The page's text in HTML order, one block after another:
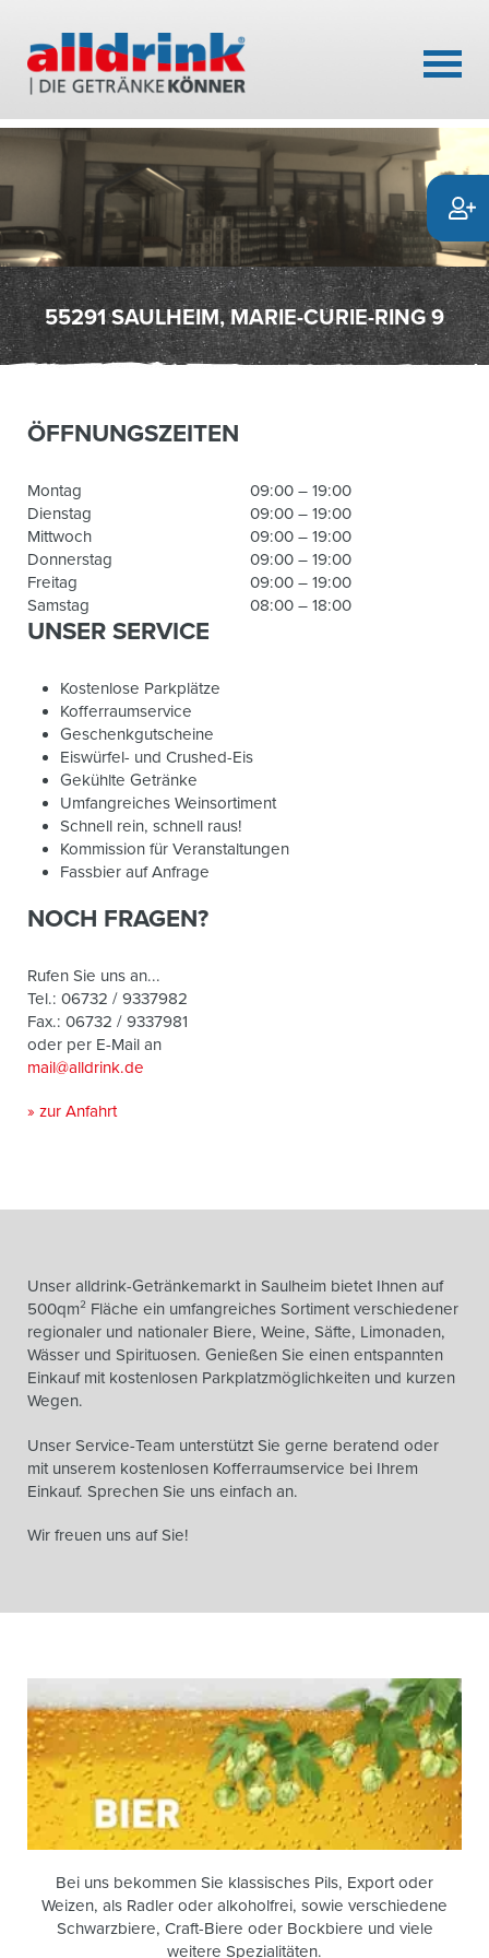
55291 SAULHEIM, MARIE-CURIE-RING 9
ÖFFNUNGSZEITEN
Montag
09:00 – 19:00
Dienstag
09:00 – 19:00
Mittwoch
09:00 – 19:00
Donnerstag
09:00 – 19:00
Freitag
09:00 – 19:00
Samstag
08:00 – 18:00
UNSER SERVICE
Kostenlose Parkplätze
Kofferraumservice
Geschenkgutscheine
Eiswürfel- und Crushed-Eis
Gekühlte Getränke
Umfangreiches Weinsortiment
Schnell rein, schnell raus!
Kommission für Veranstaltungen
Fassbier auf Anfrage
NOCH FRAGEN?
Rufen Sie uns an...
Tel.: 06732 / 9337982
Fax.: 06732 / 9337981
oder per E-Mail an
mail@alldrink.de
» zur Anfahrt
Unser alldrink-Getränkemarkt in Saulheim bietet Ihnen auf
500qm² Fläche ein umfangreiches Sortiment verschiedener
regionaler und nationaler Biere, Weine, Säfte, Limonaden,
Wässer und Spirituosen. Genießen Sie einen entspannten
Einkauf mit kostenlosen Parkplatzmöglichkeiten und kurzen
Wegen.
Unser Service-Team unterstützt Sie gerne beratend oder
mit unserem kostenlosen Kofferraumservice bei Ihrem
Einkauf. Sprechen Sie uns einfach an.
Wir freuen uns auf Sie!
Bei uns bekommen Sie klassisches Pils, Export oder
Weizen, als Radler oder alkoholfrei, sowie verschiedene
Schwarzbiere, Craft-Biere oder Bockbiere und viele
weitere Spezialitäten.